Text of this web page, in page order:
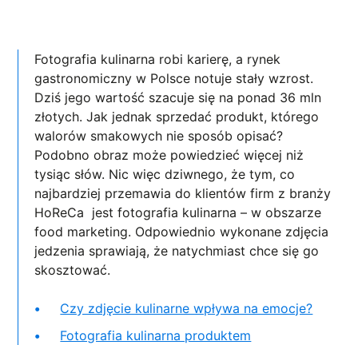
Fotografia kulinarna robi karierę, a rynek
gastronomiczny w Polsce notuje stały wzrost.
Dziś jego wartość szacuje się na ponad 36 mln
złotych. Jak jednak sprzedać produkt, którego
walorów smakowych nie sposób opisać?
Podobno obraz może powiedzieć więcej niż
tysiąc słów. Nic więc dziwnego, że tym, co
najbardziej przemawia do klientów firm z branży
HoReCa jest fotografia kulinarna – w obszarze
food marketing. Odpowiednio wykonane zdjęcia
jedzenia sprawiają, że natychmiast chce się go
skosztować.
Czy zdjęcie kulinarne wpływa na emocje?
Fotografia kulinarna produktem